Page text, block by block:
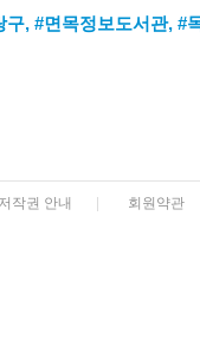
구, #면목정보도서관, #
저작권 안내 | 회원약관